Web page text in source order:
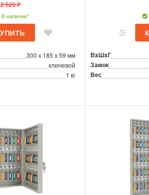
2 520 ₽
В наличии*
300 x 185 x 59 мм
ключевой
1 кг
ВxШxГ
Замок
Вес